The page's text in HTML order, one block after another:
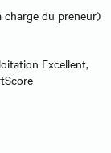
charge du preneur)
Excellent,